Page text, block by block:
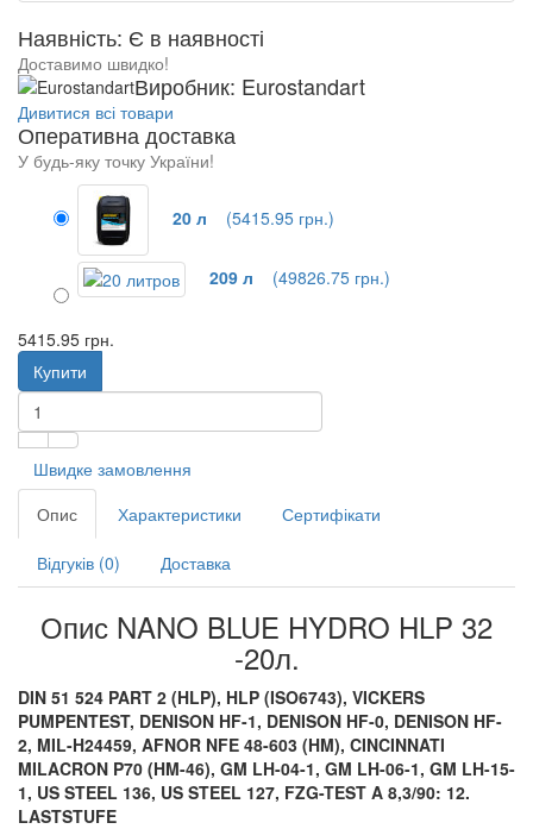
Наявність: Є в наявності
Доставимо швидко!
Виробник: Eurostandart
Дивитися всі товари
Оперативна доставка
У будь-яку точку України!
20 л (5415.95 грн.)
209 л (49826.75 грн.)
5415.95 грн.
Купити
Швидке замовлення
Опис
Характеристики Сертифікати
Відгуків (0) Доставка
Опис NANO BLUE HYDRO HLP 32
-20л.
DIN 51 524 PART 2 (HLP), HLP (ISO6743), VICKERS
PUMPENTEST, DENISON HF-1, DENISON HF-0, DENISON HF-
2, MIL-H24459, AFNOR NFE 48-603 (HM), CINCINNATI
MILACRON P70 (HM-46), GM LH-04-1, GM LH-06-1, GM LH-15-
1, US STEEL 136, US STEEL 127, FZG-TEST A 8,3/90: 12.
LASTSTUFE